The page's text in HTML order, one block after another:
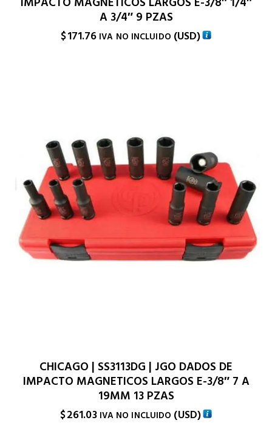
A 3/4″ 9 PZAS
$171.76 IVA NO INCLUIDO (USD)
CHICAGO | SS3113DG | JGO DADOS DE
IMPACTO MAGNETICOS LARGOS E-3/8″ 7 A
19MM 13 PZAS
$261.03 IVA NO INCLUIDO (USD)